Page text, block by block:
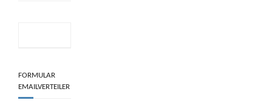
FORMULAR
EMAILVERTEILER